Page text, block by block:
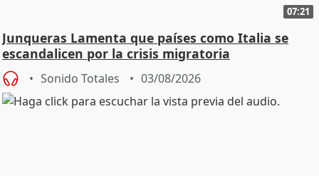
07:21
Junqueras Lamenta que países como Italia se
escandalicen por la crisis migratoria
Sonido Totales 03/08/2026